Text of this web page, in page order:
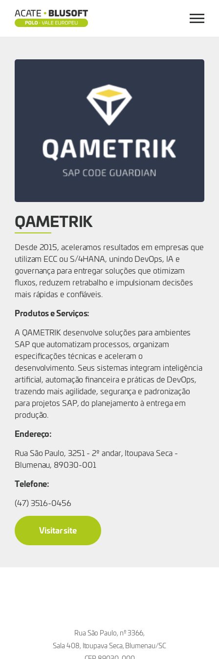
Menu
QAMETRIK
Desde 2015, aceleramos resultados em empresas que
utilizam ECC ou S/4HANA, unindo DevOps, IA e
governança para entregar soluções que otimizam
fluxos, reduzem retrabalho e impulsionam decisões
mais rápidas e confiáveis.
Produtos e Serviços:
A QAMETRIK desenvolve soluções para ambientes
SAP que automatizam processos, organizam
especificações técnicas e aceleram o
desenvolvimento. Seus sistemas integram inteligência
artificial, automação financeira e práticas de DevOps,
trazendo mais agilidade, segurança e padronização
para projetos SAP, do planejamento à entrega em
produção.
Endereço:
Rua São Paulo, 3251 - 2º andar, Itoupava Seca -
Blumenau, 89030-001
Telefone:
(47) 3516-0456
Visitar site
Rua São Paulo, nº 3366,
Sala 408, Itoupava Seca, Blumenau/SC